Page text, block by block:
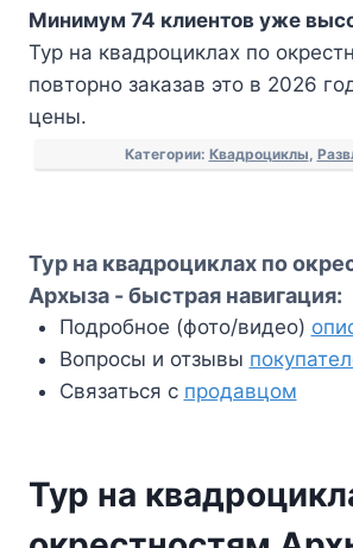
на
квадроциклах
по
окрестностям
Минимум 74 клиентов уже
Тур на квадроциклах по
повторно заказав это в 2026
цены.
Категории: Квадроциклы
Тур на квадроциклах по
Архыза - быстрая навигация:
Подробное (фото/видео)
Вопросы и отзывы
Связаться с продавцом
Тур на